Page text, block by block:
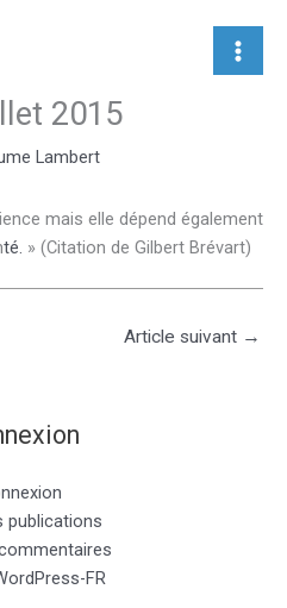
2015
Lambert
mais elle dépend également
té. » (Citation de Gilbert Brévart)
Article suivant →
publications
FR